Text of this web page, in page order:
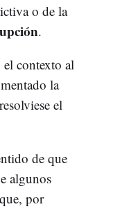
o de la
.
el contexto al
la
el
de que
algunos
por